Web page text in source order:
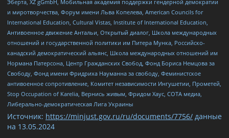
Эберта, XZ gGmbH, Мобильная академия поддержки гендерной демократии
и миротворчества, Форум имени Льва Копелева, American Councils for
International Education, Cultural Vistas, Institute of International Education,
Антивоенное движение Антальи, Открытый диалог, Школа международных
отношений и государственной политики им Питера Мунка, Российско-
канадский демократический альянс, Школа международных отношений им
Нормана Патерсона, Центр Гражданских Свобод, Фонд Бориса Немцова за
Свободу, Фонд имени Фридриха Науманна за свободу, Феминистское
антивоенное сопротивление, Комитет независимости Ингушетии, Прометей,
Stop Occupation of Karelia, Вернись живым, Фридом Хаус, СОТА медиа,
Либерально-демократическая Лига Украины
Источник: https://minjust.gov.ru/ru/documents/7756/ данные
на 13.05.2024